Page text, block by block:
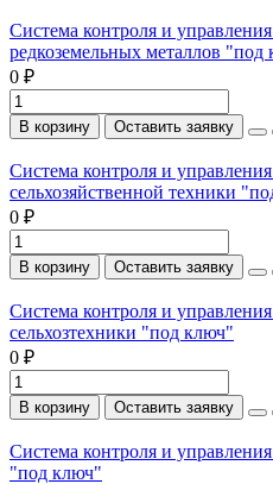
Система контроля и
редкоземельных металлов "под
0 ₽
В корзину Оставить заявку
Система контроля и
сельхозяйственной техники
0 ₽
В корзину Оставить заявку
Система контроля и
сельхозтехники "под ключ"
0 ₽
В корзину Оставить заявку
Система контроля и
"под ключ"